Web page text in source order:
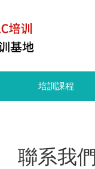
培訓課程
聯系我們